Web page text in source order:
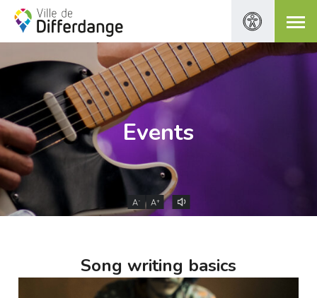
Events
A- A+
Song writing basics